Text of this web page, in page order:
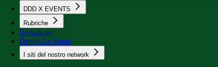
DDD X EVENTS
Rubriche
Redazione
Dentro La Storia
I siti del nostro network